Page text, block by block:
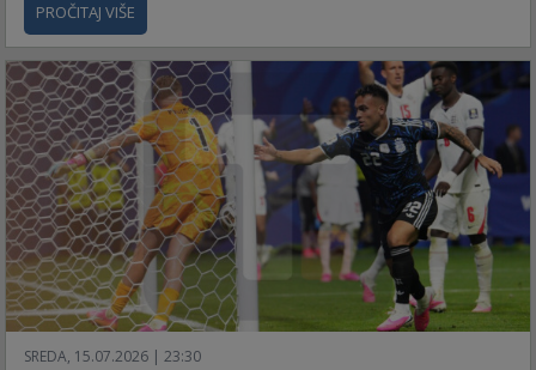
PROČITAJ VIŠE
SREDA, 15.07.2026 | 23:30